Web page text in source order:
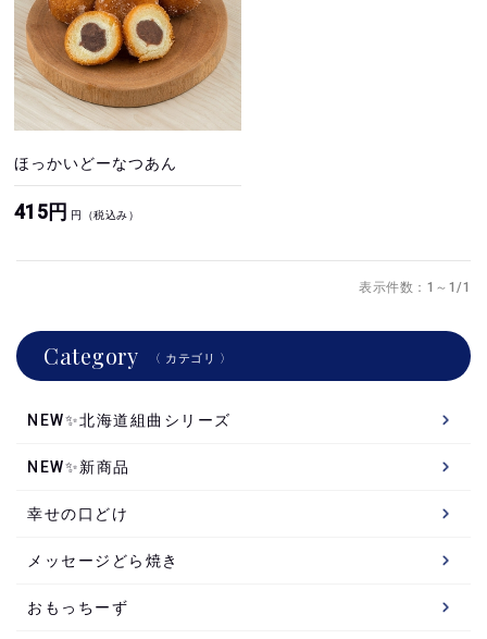
ほっかいどーなつあん
415円 円（税込み）
表示件数：1～1/1
Category 〈 カテゴリ 〉
NEW✨北海道組曲シリーズ
NEW✨新商品
幸せの口どけ
メッセージどら焼き
おもっちーず